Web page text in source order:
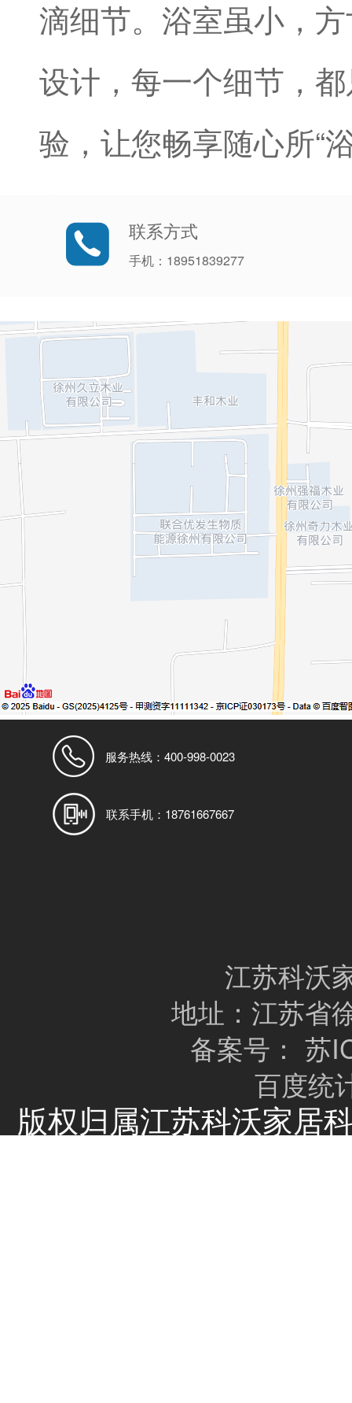
滴细节。浴室虽小，
设计，每一个细节，
验，让您畅享随心所“
联系方式
手机：18951839277
服务热线： 400-998-0023
联系手机： 18761667667
江苏科沃
地址：江苏省
备案号： 苏
百度
版权归属江苏科沃家居